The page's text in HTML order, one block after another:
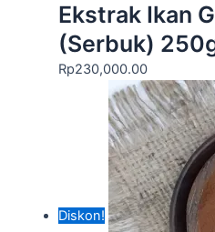
Ekstrak Ikan
(Serbuk)
Rp230,000.00
Diskon!